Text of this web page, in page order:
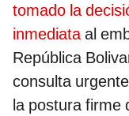
tomado la
inmediataal
República
consulta
la postura firme